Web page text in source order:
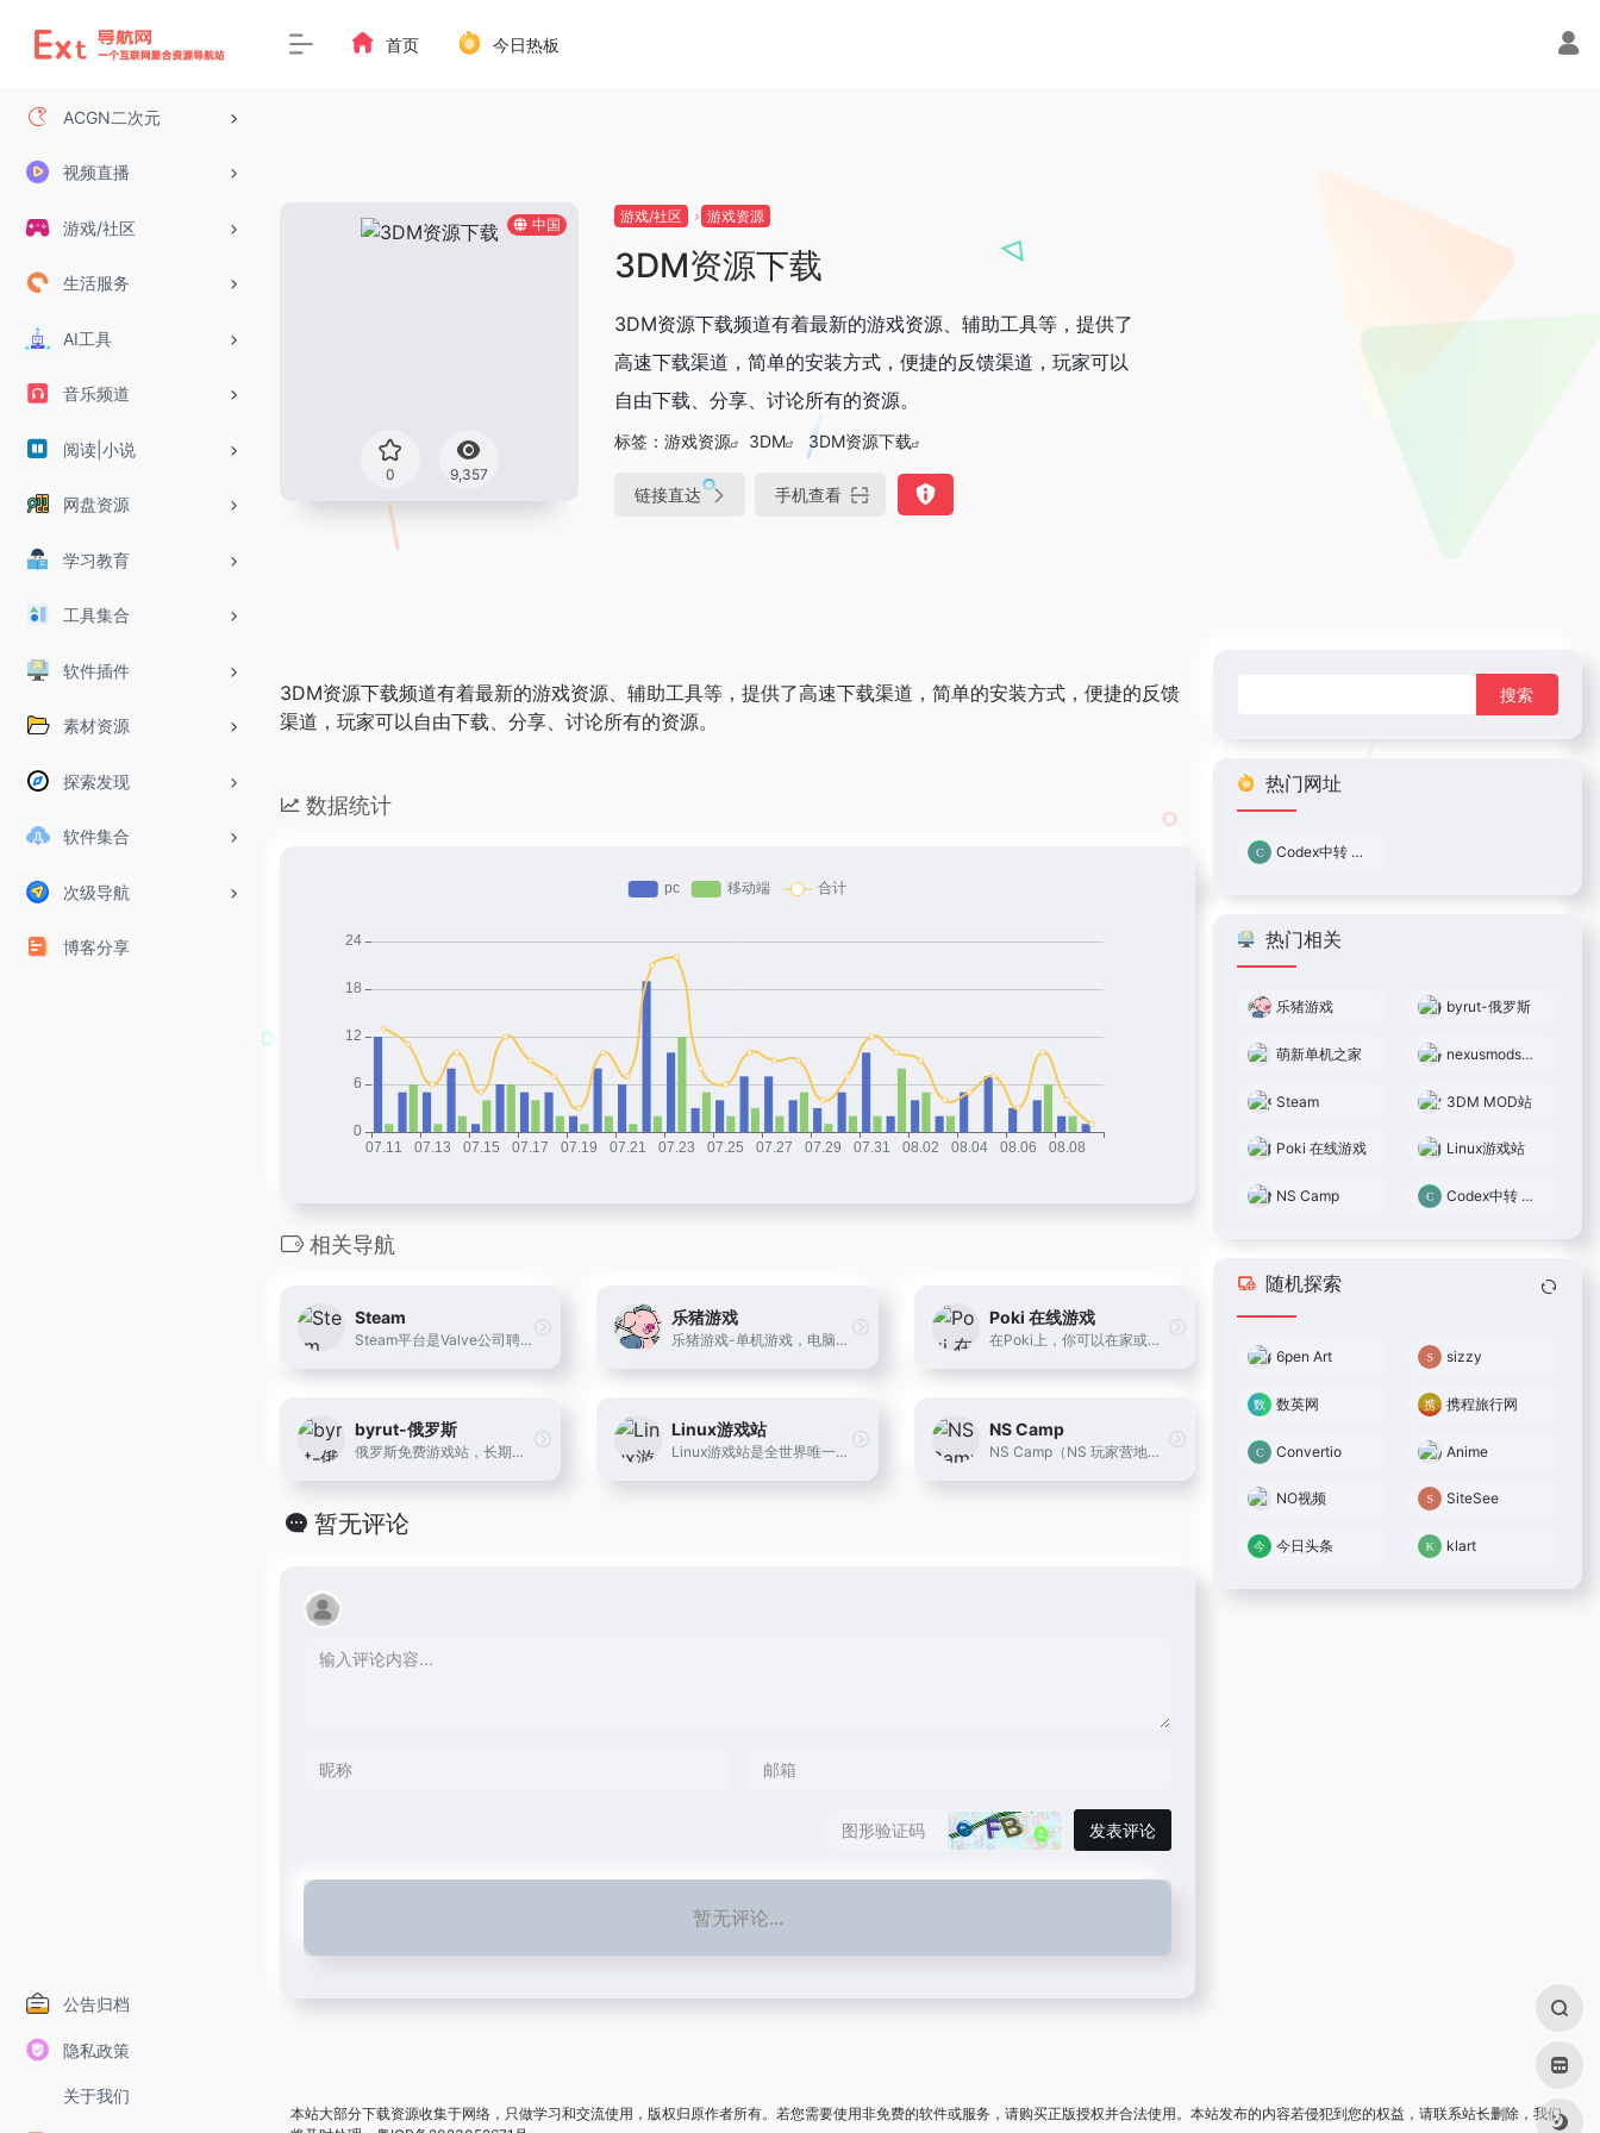
ACGN二次元
视频直播
游戏/社区
生活服务
AI工具
音乐频道
阅读|小说
网盘资源
学习教育
工具集合
软件插件
素材资源
探索发现
软件集合
次级导航
博客分享
公告归档
隐私政策
关于我们
首页 今日热板
中国
0 9,357
游戏/社区 游戏资源
3DM资源下载
3DM资源下载频道有着最新的游戏资源、辅助工具等，提供了
高速下载渠道，简单的安装方式，便捷的反馈渠道，玩家可以
自由下载、分享、讨论所有的资源。
标签： 游戏资源 3DM 3DM资源下载
链接直达 手机查看
3DM资源下载频道有着最新的游戏资源、辅助工具等，提供了高速下载渠道，简单的安装方式，便捷的反馈
渠道，玩家可以自由下载、分享、讨论所有的资源。
数据统计
相关导航
Steam
Steam平台是Valve公司聘请BitTorrent(BT下载)发明者布拉姆·科恩亲自开发设计的游戏平台。Steam平台是目前全球最大的综合性数字发行平台之一。玩家可以在该平台购买、下载、讨论、上传和分享游戏和软件。
乐猪游戏
乐猪游戏-单机游戏，电脑游戏，手机游戏。
Poki 在线游戏
在Poki上，你可以在家或在路上玩免费的网络游戏。Poki有最好的在线游戏选择，并提供了最有趣的体验，独自或与朋友一起玩。我们支持手机和桌面游戏。
byrut-俄罗斯
俄罗斯免费游戏站，长期更新，大部分steam热门游戏都有
Linux游戏站
Linux游戏站是全世界唯一全面介绍Linux游戏及相关工具的中文社区，本站秉承简洁而不简单的办站原则，为广大Linux用户娱乐性而奋斗！
NS Camp
NS Camp（NS 玩家营地），为 Nintendo Switch 玩家提供便捷的中文游戏搜索与资源导航。支持按标题搜索 Switch 游戏，快速获取网盘链接与提取码，专注高质量整理与分享。
暂无评论
发表评论
暂无评论...
热门网址
Codex中转 0.05倍率
热门相关
乐猪游戏 byrut-俄罗斯
萌新单机之家 nexusmods（n网）
Steam 3DM MOD站
Poki 在线游戏 Linux游戏站
NS Camp Codex中转 0.05倍率
随机探索
6pen Art sizzy
数英网 携程旅行网
Convertio Anime
NO视频 SiteSee
今日头条 klart
本站大部分下载资源收集于网络，只做学习和交流使用，版权归原作者所有。若您需要使用非免费的软件或服务，请购买正版授权并合法使用。本站发布的内容若侵犯到您的权益，请联系站长删除，我们